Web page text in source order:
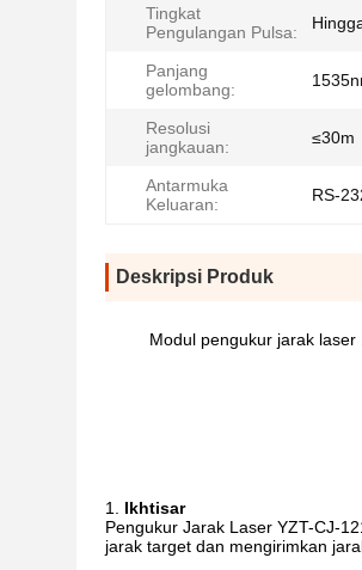
Tingkat
Pengulangan Pulsa:
Panjang
gelombang:
Resolusi
jangkauan:
≤30m
Antarmuka
Keluaran:
RS-
Deskripsi Produk
Modul pengukur jarak
Ikhtisar
Pengukur Jarak Laser YZT-CJ-
jarak target dan mengirimkan